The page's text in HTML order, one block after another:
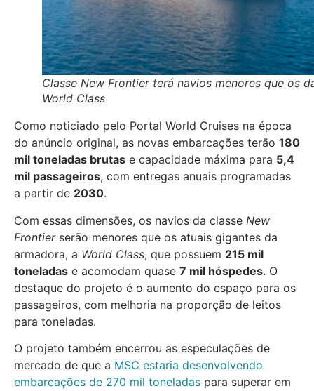
Classe New Frontier terá navios menores que os
World Class
Como noticiado pelo Portal World Cruises na época
do anúncio original, as novas embarcações terão 180
mil toneladas brutas e capacidade máxima para 5,4
mil passageiros, com entregas anuais programadas
a partir de 2030.
Com essas dimensões, os navios da classe New
Frontierserão menores que os atuais gigantes da
armadora, a World Class, que possuem 215 mil
toneladas e acomodam quase 7 mil hóspedes. O
destaque do projeto é o aumento do espaço para os
passageiros, com melhoria na proporção de leitos
para toneladas.
O projeto também encerrou as especulações de
mercado de que a MSC estaria desenvolvendo
embarcações de 270 mil toneladas para superar em